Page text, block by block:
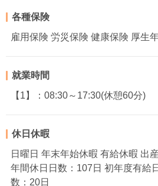
各種保険
雇用保険 労災保険 健康保険 厚生
就業時間
【1】：08:30～17:30(休憩60分)
休日休暇
日曜日 年末年始休暇 有給休暇 出
年間休日日数：107日 初年度有給
数：20日